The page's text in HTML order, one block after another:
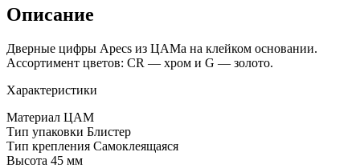
01-
1-
G
Описание
Дверные цифры Apecs из ЦАМа на клейком основании.
Ассортимент цветов: CR — хром и G — золото.
Характеристики
Материал ЦАМ
Тип упаковки Блистер
Тип крепления Самоклеящаяся
Высота 45 мм